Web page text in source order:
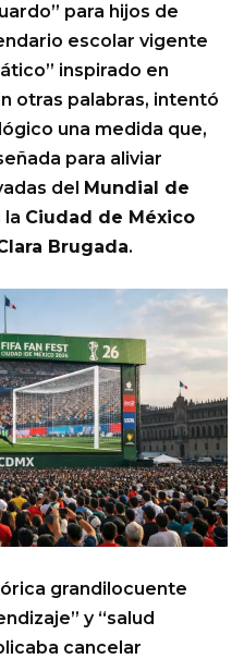
para hijos de
escolar vigente
inspirado en
otras palabras, intentó
una medida que,
para aliviar
del Mundial de
la Ciudad de México
Brugada.
grandilocuente
y “salud
cancelar